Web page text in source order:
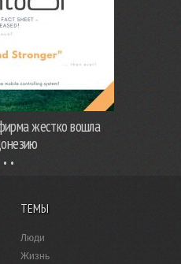
жестко вошла
ТЕМЫ
Люди
Жизнь